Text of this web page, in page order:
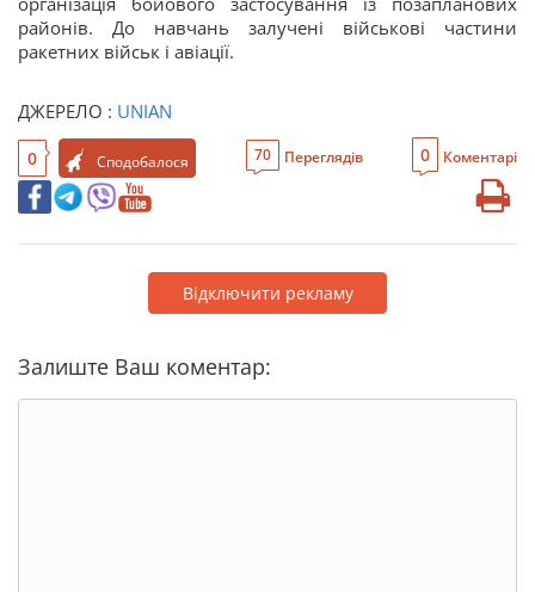
районів. До навчань залучені військові частини
ракетних військ і авіації.
ДЖЕРЕЛО : UNIAN
0 Сподобалося 70 Переглядів 0 Коментарі
Відключити рекламу
Залиште Ваш коментар: